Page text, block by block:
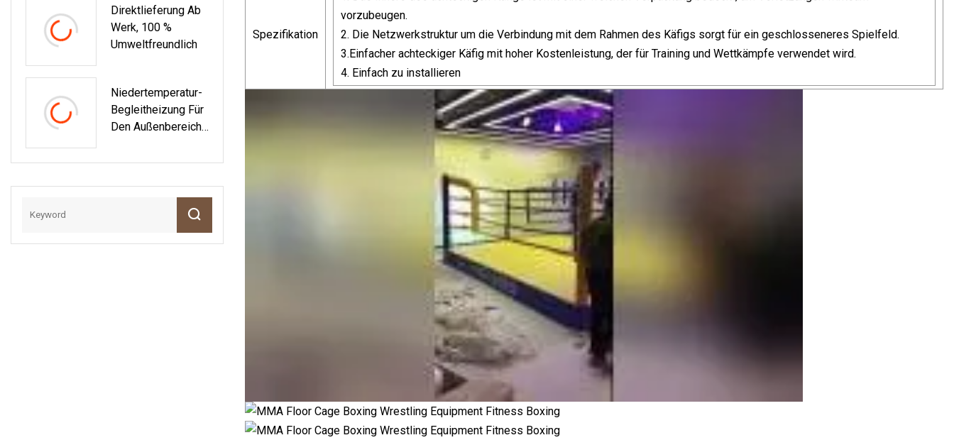
Für Schwimmbäder
Direktlieferung Ab
Werk, 100 %
Umweltfreundlich
Niedertemperatur-
Begleitheizung Für
Den Außenbereich,
Schnee
Spezifikation
vorzubeugen.
2. Die Netzwerkstruktur um die Verbindung mit dem Rahmen des Käfigs sorgt für ein geschlosseneres Spielfeld.
3.Einfacher achteckiger Käfig mit hoher Kostenleistung, der für Training und Wettkämpfe verwendet wird.
4. Einfach zu installieren